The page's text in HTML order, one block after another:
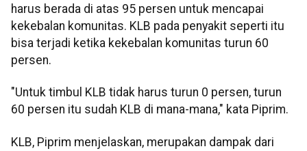
harus berada di atas 95 persen untuk mencapai
kekebalan komunitas. KLB pada penyakit seperti itu
bisa terjadi ketika kekebalan komunitas turun 60
persen.
"Untuk timbul KLB tidak harus turun 0 persen, turun
60 persen itu sudah KLB di mana-mana," kata Piprim.
KLB, Piprim menjelaskan, merupakan dampak dari